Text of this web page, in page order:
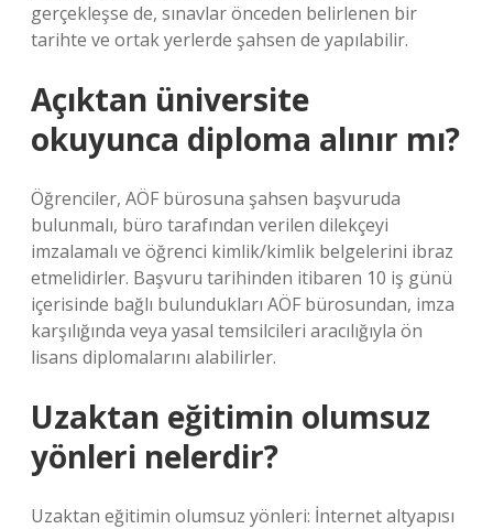
gerçekleşse de, sınavlar önceden belirlenen bir
tarihte ve ortak yerlerde şahsen de yapılabilir.
Açıktan üniversite
okuyunca diploma alınır mı?
Öğrenciler, AÖF bürosuna şahsen başvuruda
bulunmalı, büro tarafından verilen dilekçeyi
imzalamalı ve öğrenci kimlik/kimlik belgelerini ibraz
etmelidirler. Başvuru tarihinden itibaren 10 iş günü
içerisinde bağlı bulundukları AÖF bürosundan, imza
karşılığında veya yasal temsilcileri aracılığıyla ön
lisans diplomalarını alabilirler.
Uzaktan eğitimin olumsuz
yönleri nelerdir?
Uzaktan eğitimin olumsuz yönleri: İnternet altyapısı